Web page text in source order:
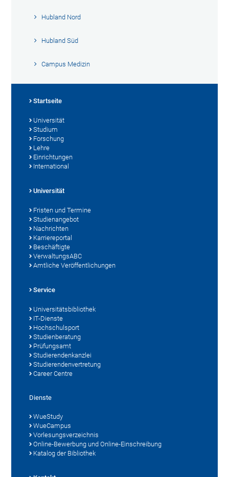
Hubland Nord
Hubland Süd
Campus Medizin
Startseite
Universität
Studium
Forschung
Lehre
Einrichtungen
International
Universität
Fristen und Termine
Studienangebot
Nachrichten
Karriereportal
Beschäftigte
VerwaltungsABC
Amtliche Veröffentlichungen
Service
Universitätsbibliothek
IT-Dienste
Hochschulsport
Studienberatung
Prüfungsamt
Studierendenkanzlei
Studierendenvertretung
Career Centre
Dienste
WueStudy
WueCampus
Vorlesungsverzeichnis
Online-Bewerbung und Online-Einschreibung
Katalog der Bibliothek